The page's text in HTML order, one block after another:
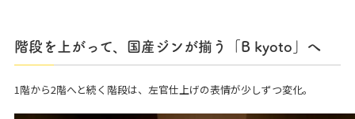
階段を上がって、国産ジンが揃う「B kyoto」へ
1階から2階へと続く階段は、左官仕上げの表情が少しずつ変化。